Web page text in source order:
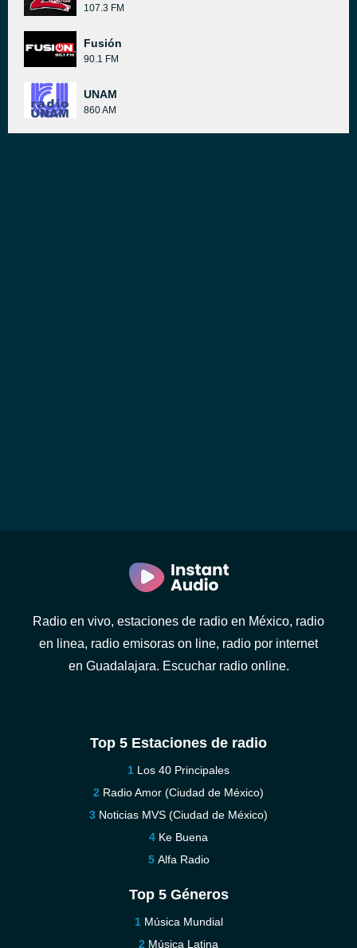
107.3 FM
Fusión
90.1 FM
UNAM
860 AM
Radio en vivo, estaciones de radio en México, radio
en linea, radio emisoras on line, radio por internet
en Guadalajara. Escuchar radio online.
Top 5 Estaciones de radio
Los 40 Principales
Radio Amor (Ciudad de México)
Noticias MVS (Ciudad de México)
Ke Buena
Alfa Radio
Top 5 Géneros
Música Mundial
Música Latina